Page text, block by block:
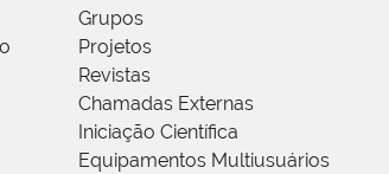
Grupos
Projetos
Revistas
Chamadas Externas
Iniciação Científica
Equipamentos Multiusuários